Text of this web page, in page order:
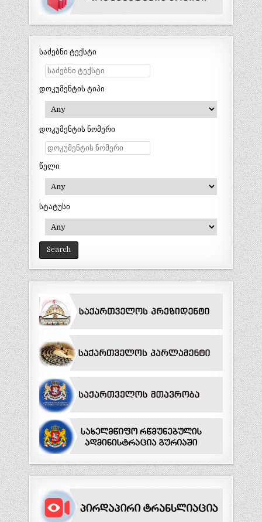
საძებნი ტექსტი
დოკუმენტის ტიპი
დოკუმენტის ნომერი
წელი
სტატუსი